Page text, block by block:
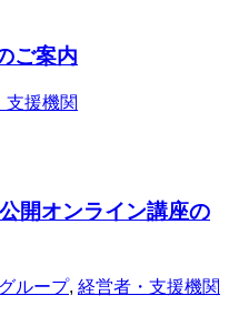
ご案内
支援機関
開オンライン講座の
ループ, 経営者・支援機関